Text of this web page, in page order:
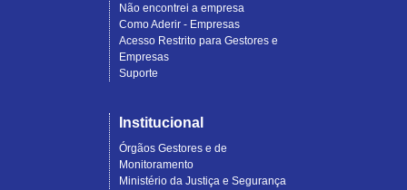
Não encontrei a empresa
Como Aderir - Empresas
Acesso Restrito para Gestores e
Empresas
Suporte
Institucional
Órgãos Gestores e de
Monitoramento
Ministério da Justiça e Segurança